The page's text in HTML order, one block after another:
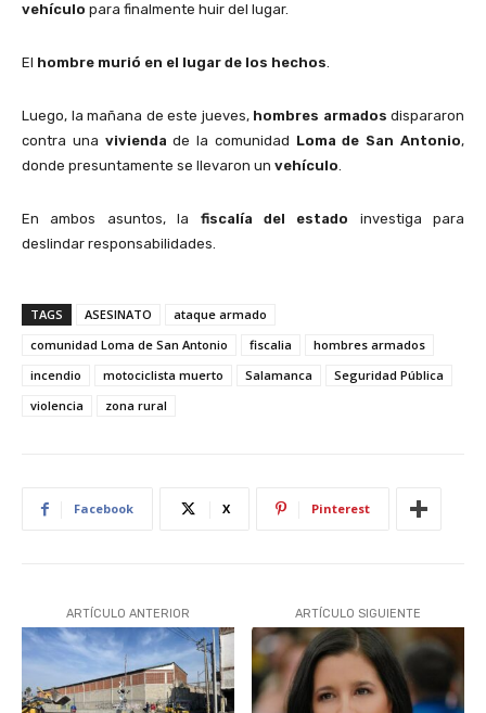
vehículo para finalmente huir del lugar.
El hombre murió en el lugar de los hechos.
Luego, la mañana de este jueves, hombres armados dispararon
contra una vivienda de la comunidad Loma de San Antonio,
donde presuntamente se llevaron un vehículo.
En ambos asuntos, la fiscalía del estado investiga para
deslindar responsabilidades.
TAGS ASESINATO
ataque armado
comunidad Loma de San Antonio
fiscalia
hombres armados
incendio
motociclista muerto Salamanca
Seguridad Pública
violencia
zona rural
Facebook X Pinterest
ARTÍCULO ANTERIOR ARTÍCULO SIGUIENTE